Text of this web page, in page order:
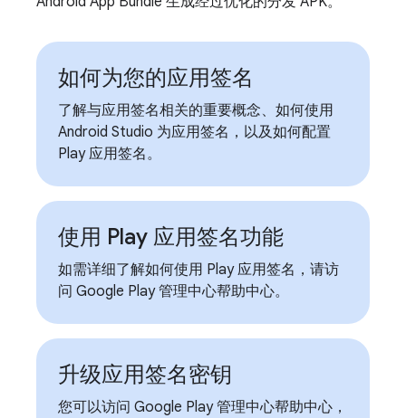
如何为您的应用签名
了解与应用签名相关的重要概念、如何使用
Android Studio 为应用签名，以及如何配置
Play 应用签名。
使用 Play 应用签名功能
如需详细了解如何使用 Play 应用签名，请访
问 Google Play 管理中心帮助中心。
升级应用签名密钥
您可以访问 Google Play 管理中心帮助中心，